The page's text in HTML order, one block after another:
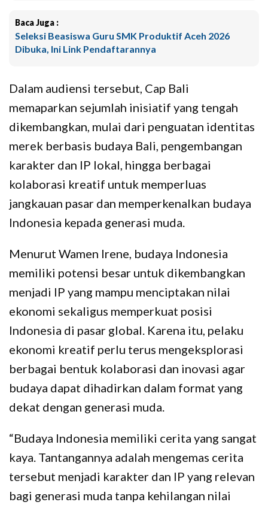
Baca Juga :
Seleksi Beasiswa Guru SMK Produktif Aceh 2026
Dibuka, Ini Link Pendaftarannya
Dalam audiensi tersebut, Cap Bali
memaparkan sejumlah inisiatif yang tengah
dikembangkan, mulai dari penguatan identitas
merek berbasis budaya Bali, pengembangan
karakter dan IP lokal, hingga berbagai
kolaborasi kreatif untuk memperluas
jangkauan pasar dan memperkenalkan budaya
Indonesia kepada generasi muda.
Menurut Wamen Irene, budaya Indonesia
memiliki potensi besar untuk dikembangkan
menjadi IP yang mampu menciptakan nilai
ekonomi sekaligus memperkuat posisi
Indonesia di pasar global. Karena itu, pelaku
ekonomi kreatif perlu terus mengeksplorasi
berbagai bentuk kolaborasi dan inovasi agar
budaya dapat dihadirkan dalam format yang
dekat dengan generasi muda.
“Budaya Indonesia memiliki cerita yang sangat
kaya. Tantangannya adalah mengemas cerita
tersebut menjadi karakter dan IP yang relevan
bagi generasi muda tanpa kehilangan nilai